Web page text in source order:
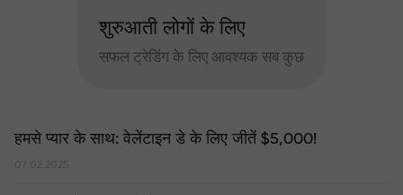
शुरुआती लोगों के लिए
सफल ट्रेडिंग के लिए आवश्यक सब कुछ
हमसे प्यार के साथ: वेलेंटाइन डे के लिए जीतें $5,000!